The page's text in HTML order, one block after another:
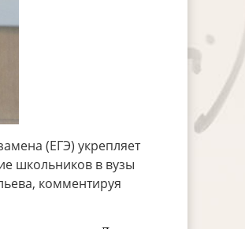
(ЕГЭ) укрепляет
школьников в вузы
комментируя